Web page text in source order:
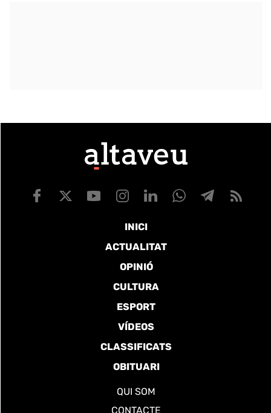
INICI
ACTUALITAT
OPINIÓ
CULTURA
ESPORT
VÍDEOS
CLASSIFICATS
OBITUARI
QUI SOM
CONTACTE